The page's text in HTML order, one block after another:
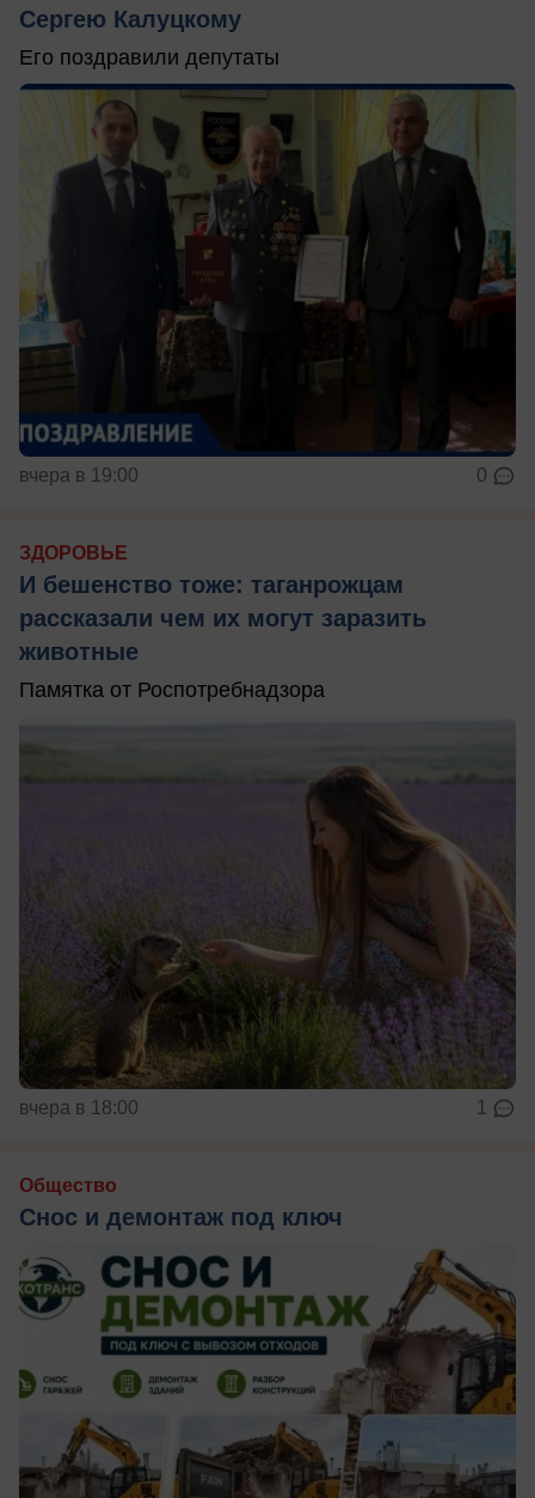
Сергею Калуцкому
Его поздравили депутаты
вчера в 19:00 0
ЗДОРОВЬЕ
И бешенство тоже: таганрожцам
рассказали чем их могут заразить
животные
Памятка от Роспотребнадзора
вчера в 18:00 1
Общество
Снос и демонтаж под ключ